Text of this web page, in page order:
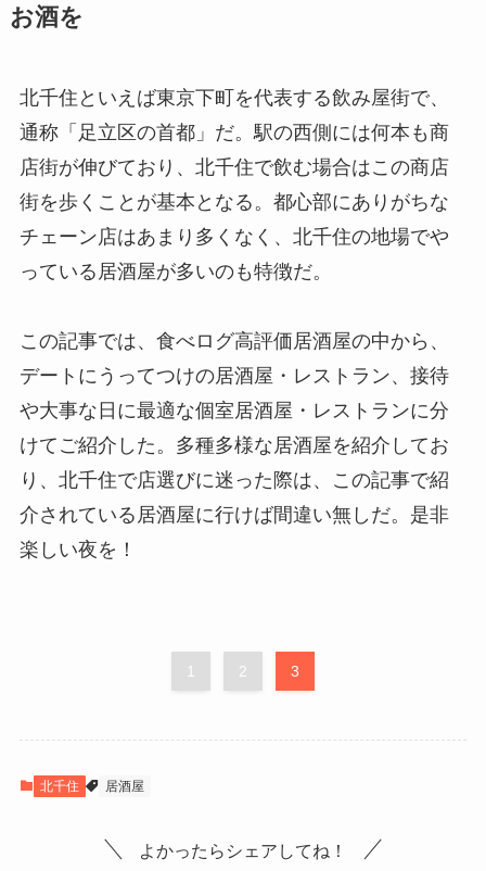
お酒を
北千住といえば東京下町を代表する飲み屋街で、
通称「足立区の首都」だ。駅の西側には何本も商
店街が伸びており、北千住で飲む場合はこの商店
街を歩くことが基本となる。都心部にありがちな
チェーン店はあまり多くなく、北千住の地場でや
っている居酒屋が多いのも特徴だ。
この記事では、食べログ高評価居酒屋の中から、
デートにうってつけの居酒屋・レストラン、接待
や大事な日に最適な個室居酒屋・レストランに分
けてご紹介した。多種多様な居酒屋を紹介してお
り、北千住で店選びに迷った際は、この記事で紹
介されている居酒屋に行けば間違い無しだ。是非
楽しい夜を！
1 2 3
北千住 居酒屋
よかったらシェアしてね！